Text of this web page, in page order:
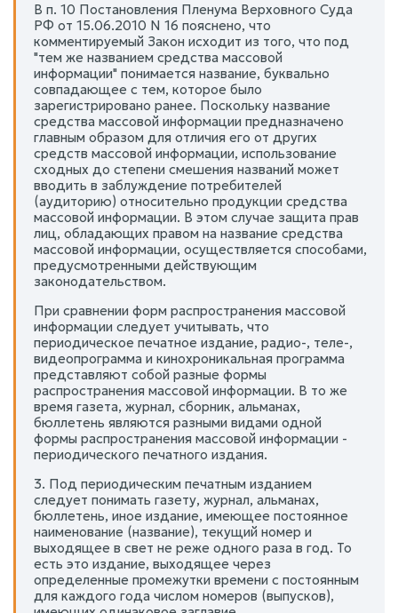
В п. 10 Постановления Пленума Верховного Суда
РФ от 15.06.2010 N 16 пояснено, что
комментируемый Закон исходит из того, что под
"тем же названием средства массовой
информации" понимается название, буквально
совпадающее с тем, которое было
зарегистрировано ранее. Поскольку название
средства массовой информации предназначено
главным образом для отличия его от других
средств массовой информации, использование
сходных до степени смешения названий может
вводить в заблуждение потребителей
(аудиторию) относительно продукции средства
массовой информации. В этом случае защита прав
лиц, обладающих правом на название средства
массовой информации, осуществляется способами,
предусмотренными действующим
законодательством.
При сравнении форм распространения массовой
информации следует учитывать, что
периодическое печатное издание, радио-, теле-,
видеопрограмма и кинохроникальная программа
представляют собой разные формы
распространения массовой информации. В то же
время газета, журнал, сборник, альманах,
бюллетень являются разными видами одной
формы распространения массовой информации -
периодического печатного издания.
3. Под периодическим печатным изданием
следует понимать газету, журнал, альманах,
бюллетень, иное издание, имеющее постоянное
наименование (название), текущий номер и
выходящее в свет не реже одного раза в год. То
есть это издание, выходящее через
определенные промежутки времени с постоянным
для каждого года числом номеров (выпусков),